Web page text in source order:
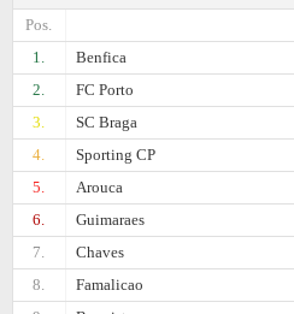
Pos.
1.
Benfica
2.
FC Porto
3.
SC Braga
4.
Sporting CP
5.
Arouca
6.
Guimaraes
7.
Chaves
8.
Famalicao